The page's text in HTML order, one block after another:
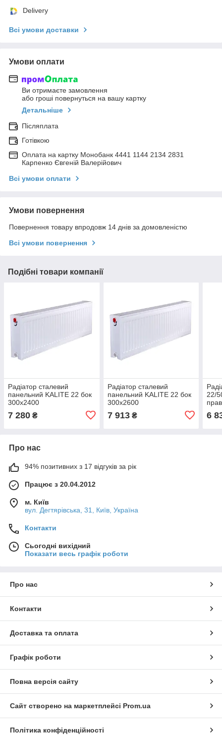
Delivery
Всі умови доставки
Умови оплати
Ви отримаєте замовлення
або гроші повернуться на вашу картку
Детальніше
Післяплата
Готівкою
Оплата на картку Монобанк 4441 1144 2134 2831
Карпенко Євгеній Валерійович
Всі умови оплати
Умови повернення
Повернення товару впродовж 14 днів за домовленістю
Всі умови повернення
Подібні товари компанії
Радіатор сталевий
панельний KALITE 22 бок
300х2400
7 280 ₴
Радіатор сталевий
панельний KALITE 22 бок
300х2600
7 913₴
22/
6
Про нас
94% позитивних з 17 відгуків за рік
Працює з 20.04.2012
м. Київ
вул. Дегтярівська, 31, Київ, Україна
Контакти
Сьогодні вихідний
Показати весь графік роботи
Про нас
Контакти
Доставка та оплата
Графік роботи
Повна версія сайту
Сайт створено на маркетплейсі Prom.ua
Політика конфіденційності